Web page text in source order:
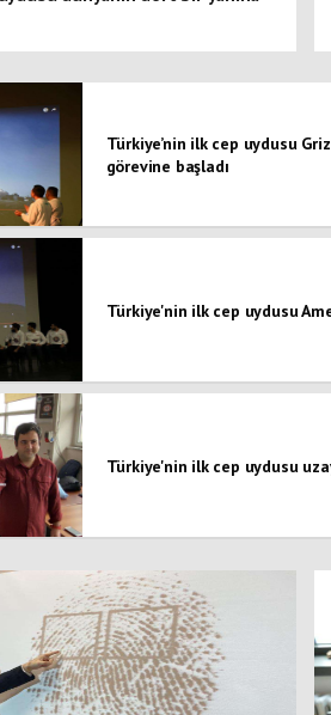
Türkiye’nin ilk cep uydusu
görevine başladı
Türkiye'nin ilk cep uydusu
Türkiye'nin ilk cep uydusu